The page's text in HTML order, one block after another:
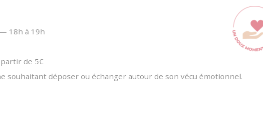
18h à 19h
de 5€
souhaitant déposer ou échanger autour de son vécu émotionnel.